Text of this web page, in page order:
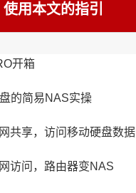
使用本文的指引
开箱
的简易NAS实操
共享，访问移动硬盘数据
访问，路由器变NAS